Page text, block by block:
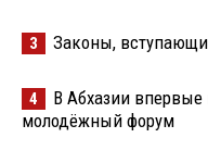
3 Законы,
4
В Абхазии
молодёжный форум